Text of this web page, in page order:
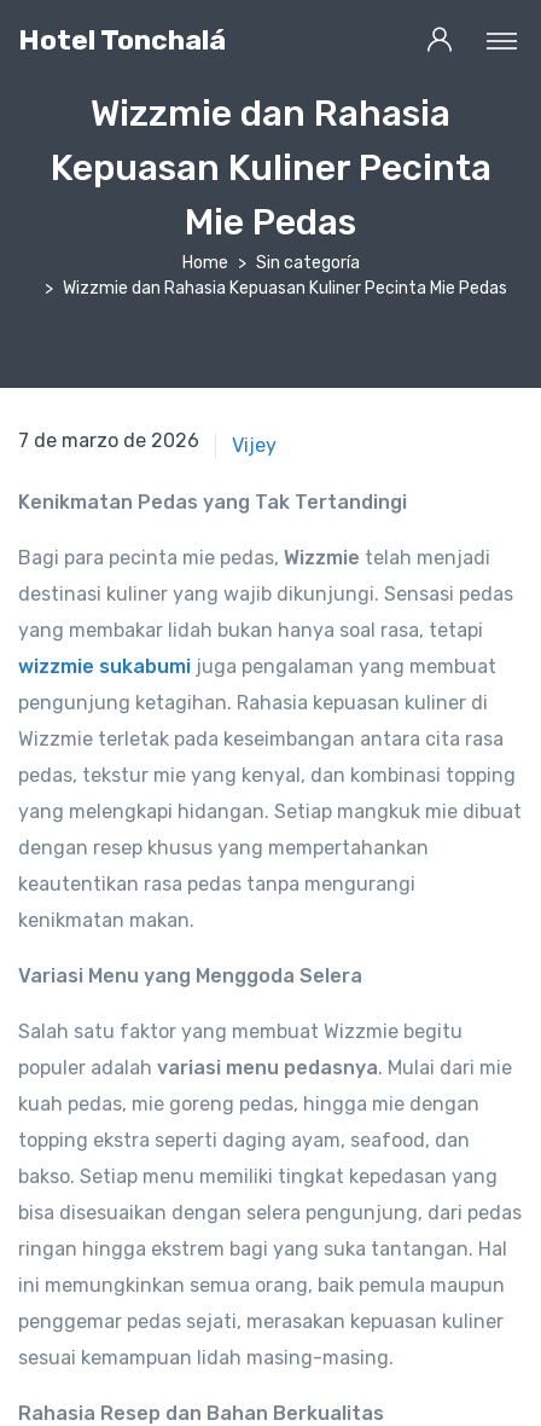
Hotel Tonchalá
Wizzmie dan Rahasia
Kepuasan Kuliner Pecinta
Mie Pedas
Home
Sin categoría
Wizzmie dan Rahasia Kepuasan Kuliner Pecinta Mie Pedas
7 de marzo de 2021
7 de marzo de 2026 Vijey
Kenikmatan Pedas yang Tak Tertandingi
Bagi para pecinta mie pedas, Wizzmie telah menjadi
destinasi kuliner yang wajib dikunjungi. Sensasi pedas
yang membakar lidah bukan hanya soal rasa, tetapi
wizzmie sukabumi juga pengalaman yang membuat
pengunjung ketagihan. Rahasia kepuasan kuliner di
Wizzmie terletak pada keseimbangan antara cita rasa
pedas, tekstur mie yang kenyal, dan kombinasi topping
yang melengkapi hidangan. Setiap mangkuk mie dibuat
dengan resep khusus yang mempertahankan
keautentikan rasa pedas tanpa mengurangi
kenikmatan makan.
Variasi Menu yang Menggoda Selera
Salah satu faktor yang membuat Wizzmie begitu
populer adalah variasi menu pedasnya. Mulai dari mie
kuah pedas, mie goreng pedas, hingga mie dengan
topping ekstra seperti daging ayam, seafood, dan
bakso. Setiap menu memiliki tingkat kepedasan yang
bisa disesuaikan dengan selera pengunjung, dari pedas
ringan hingga ekstrem bagi yang suka tantangan. Hal
ini memungkinkan semua orang, baik pemula maupun
penggemar pedas sejati, merasakan kepuasan kuliner
sesuai kemampuan lidah masing-masing.
Rahasia Resep dan Bahan Berkualitas